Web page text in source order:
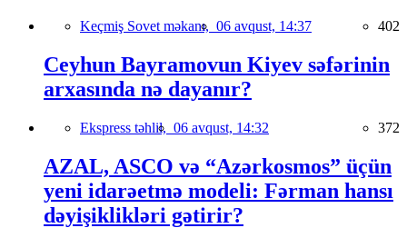
Keçmiş Sovet məkanı, 06 avqust, 14:37 402
Ceyhun Bayramovun Kiyev səfərinin
arxasında nə dayanır?
Ekspress təhlil, 06 avqust, 14:32 372
AZAL, ASCO və “Azərkosmos” üçün
yeni idarəetmə modeli: Fərman hansı
dəyişiklikləri gətirir?